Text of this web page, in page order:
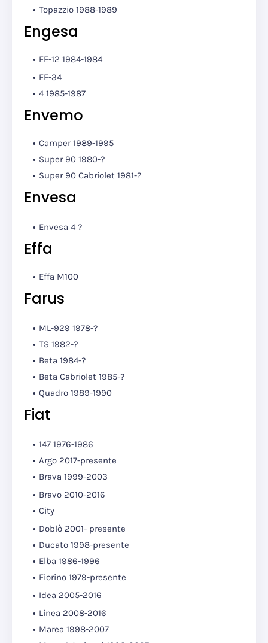
Topazzio 1988-1989
Engesa
EE-12 1984-1984
EE-34
4 1985-1987
Envemo
Camper 1989-1995
Super 90 1980-?
Super 90 Cabriolet 1981-?
Envesa
Envesa 4 ?
Effa
Effa M100
Farus
ML-929 1978-?
TS 1982-?
Beta 1984-?
Beta Cabriolet 1985-?
Quadro 1989-1990
Fiat
147 1976-1986
Argo 2017-presente
Brava 1999-2003
Bravo 2010-2016
City
Doblò 2001- presente
Ducato 1998-presente
Elba 1986-1996
Fiorino 1979-presente
Idea 2005-2016
Linea 2008-2016
Marea 1998-2007